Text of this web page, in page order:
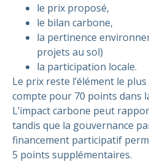
le prix proposé,
le bilan carbone,
la pertinence
projets au sol)
la participation locale.
Le prix reste l’élément le
compte pour 70 points dans
L’impact carbone peut
tandis que la gouvernance
financement participatif
5 points supplémentaires.